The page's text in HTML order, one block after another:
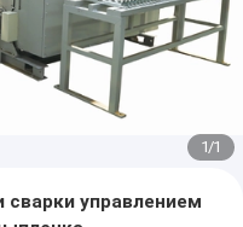
1/1
управлением